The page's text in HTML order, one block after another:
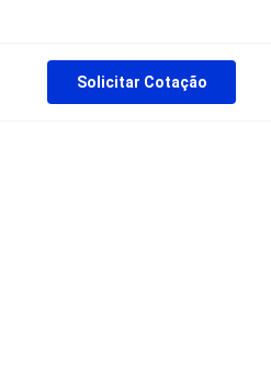
Solicitar Cotação